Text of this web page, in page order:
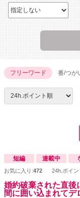
フリーワード 番/つが
短編 連載中
お気に入り:472 24h.ポイン
婚約破棄された直後
間に囲い込まれてデ